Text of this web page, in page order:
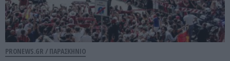
PRONEWS.GR / ΠΑΡΑΣΚΗΝΙΟ